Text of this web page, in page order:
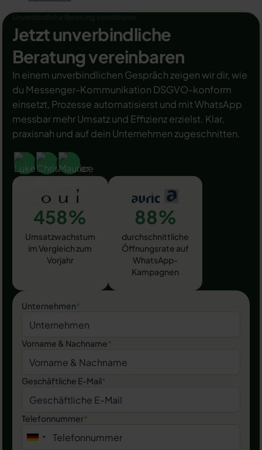
Jetzt unverbindliche
Beratung vereinbaren
In einem unverbindlichen Gespräch zeigen wir dir, wie
du Messenger-Kommunikation DSGVO-konform
einsetzt, Prozesse automatisierst und mit WhatsApp
messbar mehr Umsatz und Effizienz erzielst. Klar,
praxisnah und auf dein Unternehmen zugeschnitten.
458%
Umsatzwachstum
im Vergleich zum
Vorjahr
88%
durchschnittliche
Öffnungsrate auf
WhatsApp-
Kampagnen
Unternehmen*
Vorname & Nachname*
Geschäftliche E-Mail*
Telefonnummer*